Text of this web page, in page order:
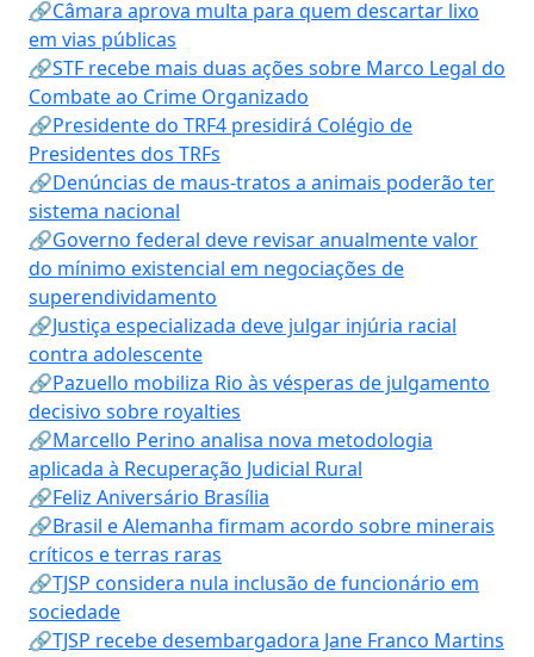
🔗Câmara aprova multa para quem descartar lixo
em vias públicas
🔗STF recebe mais duas ações sobre Marco Legal do
Combate ao Crime Organizado
🔗Presidente do TRF4 presidirá Colégio de
Presidentes dos TRFs
🔗Denúncias de maus-tratos a animais poderão ter
sistema nacional
🔗Governo federal deve revisar anualmente valor
do mínimo existencial em negociações de
superendividamento
🔗Justiça especializada deve julgar injúria racial
contra adolescente
🔗Pazuello mobiliza Rio às vésperas de julgamento
decisivo sobre royalties
🔗Marcello Perino analisa nova metodologia
aplicada à Recuperação Judicial Rural
🔗Feliz Aniversário Brasília
🔗Brasil e Alemanha firmam acordo sobre minerais
críticos e terras raras
🔗TJSP considera nula inclusão de funcionário em
sociedade
🔗TJSP recebe desembargadora Jane Franco Martins